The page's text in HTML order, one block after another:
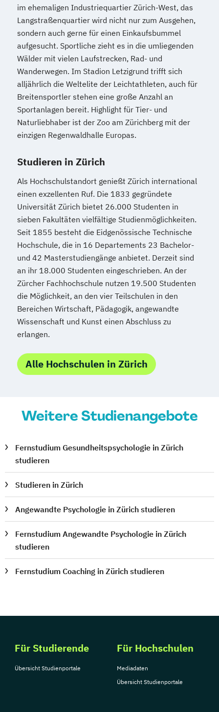
im ehemaligen Industriequartier Zürich-West, das
Langstraßenquartier wird nicht nur zum Ausgehen,
sondern auch gerne für einen Einkaufsbummel
aufgesucht. Sportliche zieht es in die umliegenden
Wälder mit vielen Laufstrecken, Rad- und
Wanderwegen. Im Stadion Letzigrund trifft sich
alljährlich die Weltelite der Leichtathleten, auch für
Breitensportler stehen eine große Anzahl an
Sportanlagen bereit. Highlight für Tier- und
Naturliebhaber ist der Zoo am Zürichberg mit der
einzigen Regenwaldhalle Europas.
Studieren in Zürich
Als Hochschulstandort genießt Zürich international
einen exzellenten Ruf. Die 1833 gegründete
Universität Zürich bietet 26.000 Studenten in
sieben Fakultäten vielfältige Studienmöglichkeiten.
Seit 1855 besteht die Eidgenössische Technische
Hochschule, die in 16 Departements 23 Bachelor-
und 42 Masterstudiengänge anbietet. Derzeit sind
an ihr 18.000 Studenten eingeschrieben. An der
Zürcher Fachhochschule nutzen 19.500 Studenten
die Möglichkeit, an den vier Teilschulen in den
Bereichen Wirtschaft, Pädagogik, angewandte
Wissenschaft und Kunst einen Abschluss zu
erlangen.
Alle Hochschulen in Zürich
Weitere Studienangebote
Fernstudium Gesundheitspsychologie in Zürich
studieren
Studieren in Zürich
Angewandte Psychologie in Zürich studieren
Fernstudium Angewandte Psychologie in Zürich
studieren
Fernstudium Coaching in Zürich studieren
Für Studierende
Übersicht Studienportale
Für Hochschulen
Mediadaten
Übersicht Studienportale